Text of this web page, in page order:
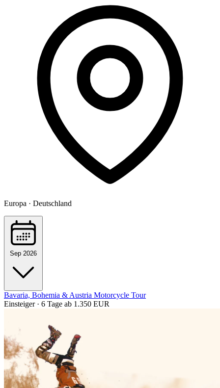
Europa · Deutschland
Sep 2026
Bavaria, Bohemia & Austria Motorcycle Tour
Einsteiger · 6 Tage ab 1.350 EUR